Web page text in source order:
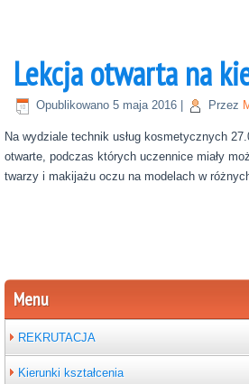
Menu
REKRUTACJA
Kierunki kształcenia
Lekcja otwarta na
Opublikowano 5 maja 2016 Przez
Na wydziale technik usług kosmetycznych
otwarte, podczas których uczennice miały
twarzy i makijażu oczu na modelach w